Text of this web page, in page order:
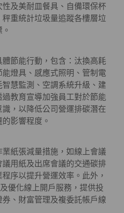
及美耐皿餐具、自備環保杯
重統計垃圾量追蹤各樓層垃
節能行動，包含：汰換高耗
燈具、感應式照明、管制電
慧監測、空調系統升級、建
教育宣導加強員工對於節能
，以降低公司營運排碳潛在
影響程度。
紙張減量措施，如線上會議
議用紙及出席會議的交通碳排
序以提升營運效率。此外，
優化線上開戶服務，提供投
、財富管理及複委託帳戶線